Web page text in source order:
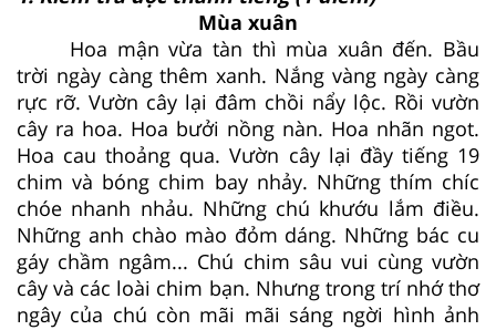
Mùa xuân
Hoa mận vừa tàn thì mùa xuân đến. Bầu
trời ngày càng thêm xanh. Nắng vàng ngày càng
rực rỡ. Vườn cây lại đâm chồi nẩy lộc. Rồi vườn
cây ra hoa. Hoa bưởi nồng nàn. Hoa nhãn ngot.
Hoa cau thoảng qua. Vườn cây lại đầy tiếng 19
chim và bóng chim bay nhảy. Những thím chíc
chóe nhanh nhảu. Những chú khướu lắm điều.
Những anh chào mào đỏm dáng. Những bác cu
gáy chầm ngâm... Chú chim sâu vui cùng vườn
cây và các loài chim bạn. Nhưng trong trí nhớ thơ
ngây của chú còn mãi mãi sáng ngời hình ảnh